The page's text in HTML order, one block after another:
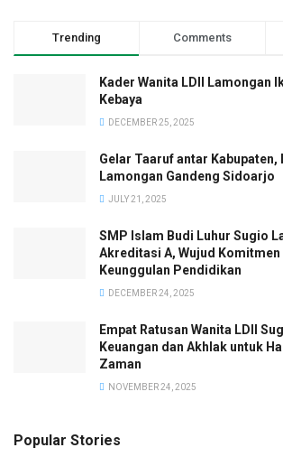
Trending Comments
Kader Wanita LDII Lamongan
Kebaya
DECEMBER 25, 2025
Gelar Taaruf antar Kabupaten,
Lamongan Gandeng Sidoarjo
JULY 21, 2025
SMP Islam Budi Luhur Sugio
Akreditasi A, Wujud Komitmen
Keunggulan Pendidikan
DECEMBER 24, 2025
Empat Ratusan Wanita LDII
Keuangan dan Akhlak untuk
Zaman
NOVEMBER 24, 2025
Popular Stories